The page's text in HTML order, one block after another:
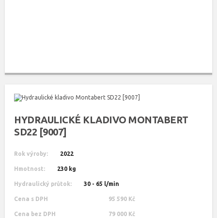
HYDRAULICKÉ KLADIVO MONTABERT
SD22 [9007]
Rok výroby: 2022
Hmotnost: 230 kg
Hydraulický průtok: 30 - 65 l/min
Cena s DPH 95 590 Kč
Cena bez DPH 79 000 Kč